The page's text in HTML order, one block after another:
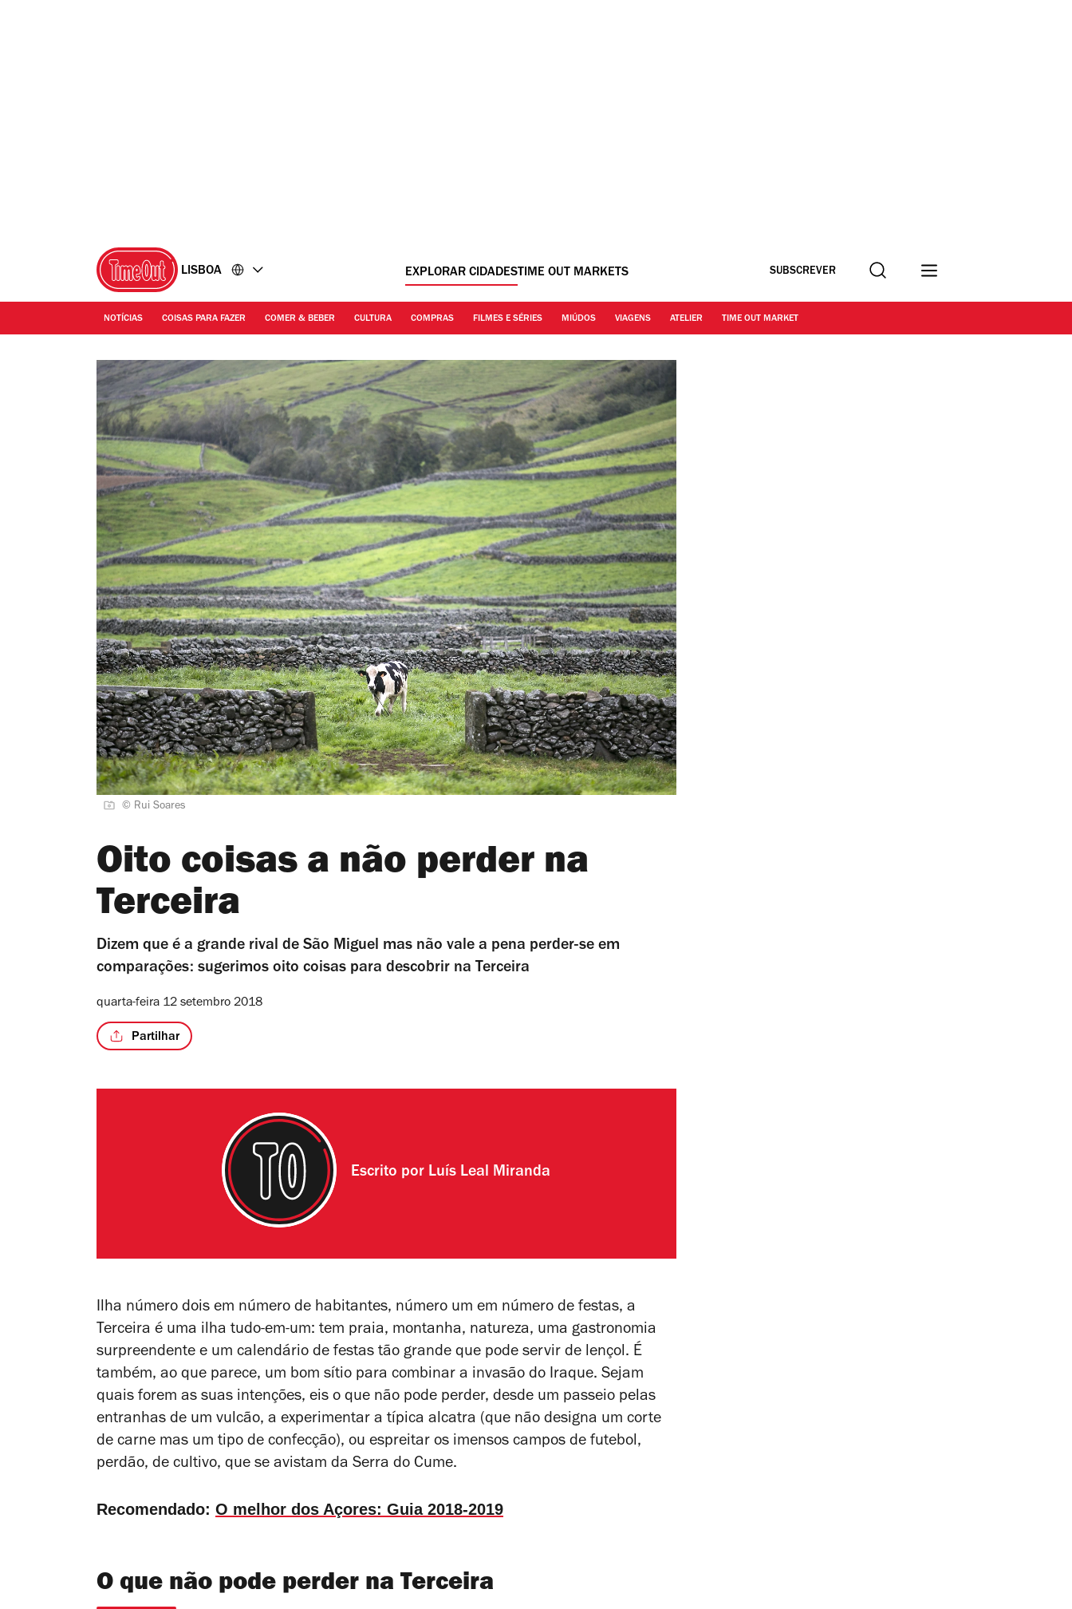
LISBOA EXPLORAR CIDADESTIME OUT MARKETS SUBSCREVER Procurar
NOTÍCIAS COISAS PARA FAZER COMER & BEBER CULTURA COMPRAS FILMES E SÉRIES MIÚDOS VIAGENS ATELIER TIME OUT MARKET
© Rui Soares
Oito coisas a não perder na
Terceira
Dizem que é a grande rival de São Miguel mas não vale a pena perder-se em
comparações: sugerimos oito coisas para descobrir na Terceira
quarta-feira 12 setembro 2018
Partilhar
Escrito por Luís Leal Miranda
Ilha número dois em número de habitantes, número um em número de festas, a
Terceira é uma ilha tudo-em-um: tem praia, montanha, natureza, uma gastronomia
surpreendente e um calendário de festas tão grande que pode servir de lençol. É
também, ao que parece, um bom sítio para combinar a invasão do Iraque. Sejam
quais forem as suas intenções, eis o que não pode perder, desde um passeio pelas
entranhas de um vulcão, a experimentar a típica alcatra (que não designa um corte
de carne mas um tipo de confecção), ou espreitar os imensos campos de futebol,
perdão, de cultivo, que se avistam da Serra do Cume.
Recomendado: O melhor dos Açores: Guia 2018-2019
O que não pode perder na Terceira